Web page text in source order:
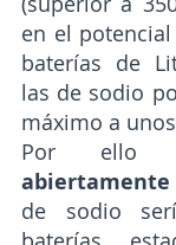
en el
baterías de
las de sodio
máximo a
Por ello
abiertamente
de sodio